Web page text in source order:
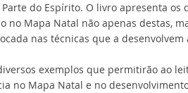
do Espírito. O livro apresenta
no Mapa Natal não apenas destas,
nas técnicas que a desenvolvem
exemplos que permitirão ao
no Mapa Natal e no